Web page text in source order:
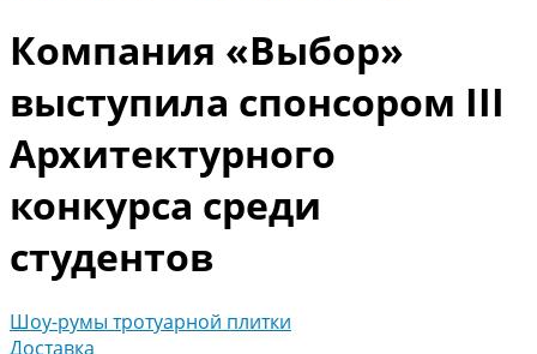
Компания «Выбор»
выступила спонсором III
Архитектурного
конкурса среди
студентов
Шоу-румы тротуарной плитки
Доставка